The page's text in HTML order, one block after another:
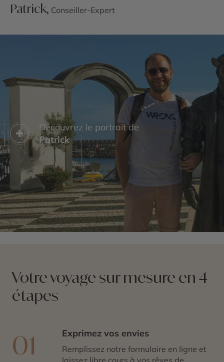
Patrick, Conseiller-Expert
Découvrez le portrait de
Patrick
Votre voyage sur mesure en 4
étapes
01 Exprimez vos envies
Remplissez notre formulaire en ligne et